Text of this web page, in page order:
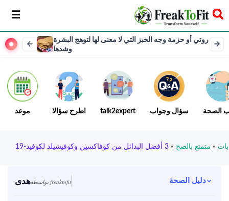
سخر
روتي أو حزمة وجه الخبز التي لا معنى لها لتوهج البشرة
وشدها
موعد اطرح سؤالا talk2expert سؤال وجواب الصحة
بات » متمتع بالصح » 3 أفضل البدائل من كوفاكسين وكوفيشيلد لكوفيد-19
هدى بواسطة freaktofit دليل الصحة